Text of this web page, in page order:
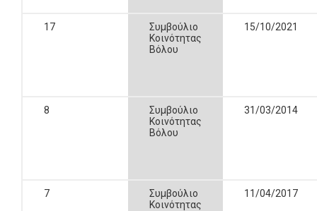
17
Συμβούλιο
Κοινότητας
Βόλου
15/10/2021
8
Συμβούλιο
Κοινότητας
Βόλου
31/03/2014
7
Συμβούλιο
Κοινότητας
11/04/2017